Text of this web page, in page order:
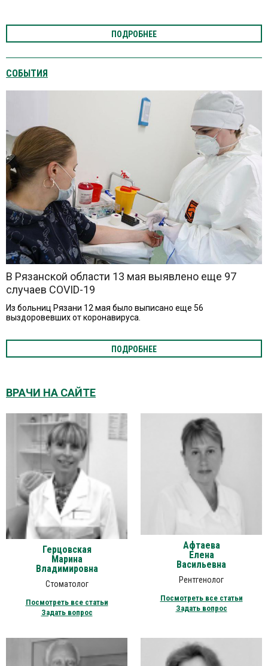
ПОДРОБНЕЕ
СОБЫТИЯ
В Рязанской области 13 мая выявлено еще 97
случаев COVID-19
Из больниц Рязани 12 мая было выписано еще 56
выздоровевших от коронавируса.
ПОДРОБНЕЕ
ВРАЧИ НА САЙТЕ
Герцовская
Марина
Владимировна
Стоматолог
Посмотреть все статьи
Задать вопрос
Афтаева
Елена
Васильевна
Рентгенолог
Посмотреть все статьи
Задать вопрос